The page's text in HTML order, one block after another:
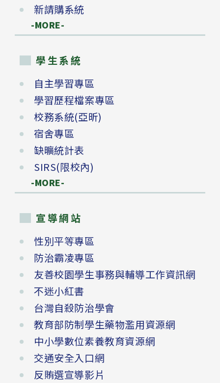
新請購系統
-MORE-
學生系統
自主學習專區
學習歷程檔案專區
校務系統(亞昕)
宿舍專區
缺曠統計表
SIRS(限校內)
-MORE-
宣導網站
性別平等專區
防治霸凌專區
友善校園學生事務與輔導工作資訊網
不迷小紅書
台灣自殺防治學會
教育部防制學生藥物濫用資源網
中小學數位素養教育資源網
交通安全入口網
反賄選宣導影片